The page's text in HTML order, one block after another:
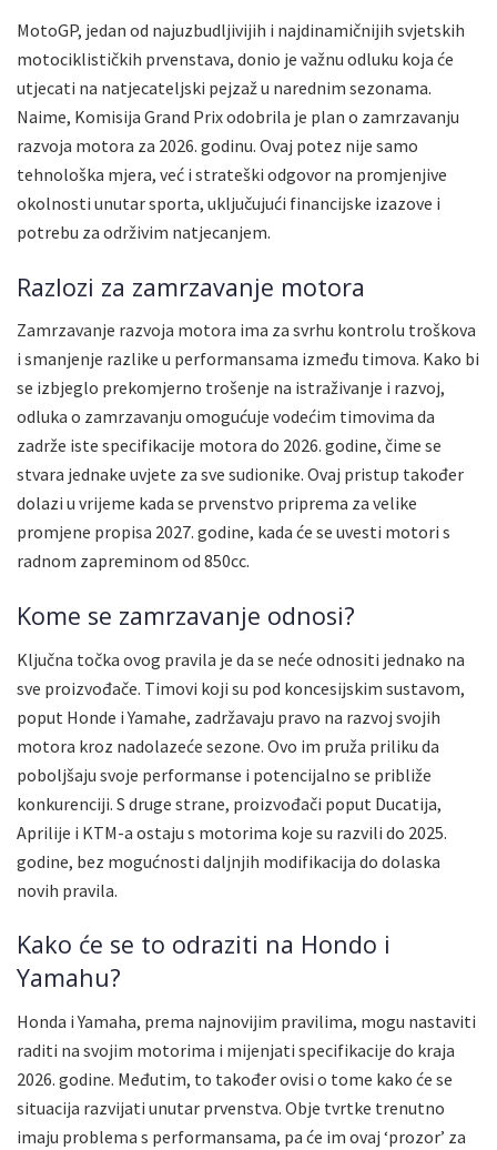
MotoGP, jedan od najuzbudljivijih i najdinamičnijih svjetskih
motociklističkih prvenstava, donio je važnu odluku koja će
utjecati na natjecateljski pejzaž u narednim sezonama.
Naime, Komisija Grand Prix odobrila je plan o zamrzavanju
razvoja motora za 2026. godinu. Ovaj potez nije samo
tehnološka mjera, već i strateški odgovor na promjenjive
okolnosti unutar sporta, uključujući financijske izazove i
potrebu za održivim natjecanjem.
Razlozi za zamrzavanje motora
Zamrzavanje razvoja motora ima za svrhu kontrolu troškova
i smanjenje razlike u performansama između timova. Kako bi
se izbjeglo prekomjerno trošenje na istraživanje i razvoj,
odluka o zamrzavanju omogućuje vodećim timovima da
zadrže iste specifikacije motora do 2026. godine, čime se
stvara jednake uvjete za sve sudionike. Ovaj pristup također
dolazi u vrijeme kada se prvenstvo priprema za velike
promjene propisa 2027. godine, kada će se uvesti motori s
radnom zapreminom od 850cc.
Kome se zamrzavanje odnosi?
Ključna točka ovog pravila je da se neće odnositi jednako na
sve proizvođače. Timovi koji su pod koncesijskim sustavom,
poput Honde i Yamahе, zadržavaju pravo na razvoj svojih
motora kroz nadolazeće sezone. Ovo im pruža priliku da
poboljšaju svoje performanse i potencijalno se približe
konkurenciji. S druge strane, proizvođači poput Ducatija,
Aprilije i KTM-a ostaju s motorima koje su razvili do 2025.
godine, bez mogućnosti daljnjih modifikacija do dolaska
novih pravila.
Kako će se to odraziti na Hondo i
Yamahu?
Honda i Yamaha, prema najnovijim pravilima, mogu nastaviti
raditi na svojim motorima i mijenjati specifikacije do kraja
2026. godine. Međutim, to također ovisi o tome kako će se
situacija razvijati unutar prvenstva. Obje tvrtke trenutno
imaju problema s performansama, pa će im ovaj ‘prozor’ za